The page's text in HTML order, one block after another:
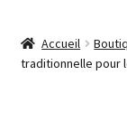
English
Accueil
traditionnelle pour